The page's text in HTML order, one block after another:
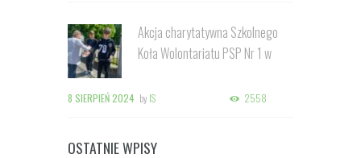
Akcja charytatywna Szkolnego
Koła Wolontariatu PSP Nr 1 w
8 SIERPIEŃ 2024 by IS 2558
OSTATNIE WPISY